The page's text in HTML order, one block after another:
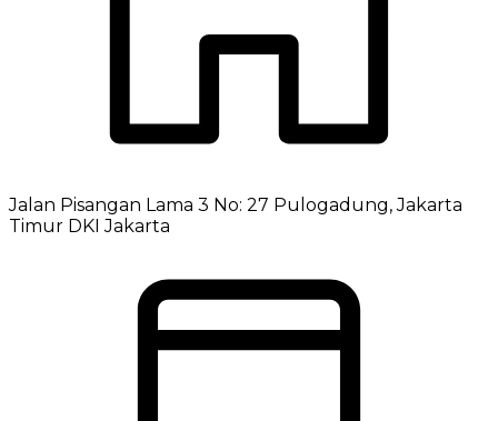
Jalan Pisangan Lama 3 No: 27 Pulogadung, Jakarta
Timur DKI Jakarta